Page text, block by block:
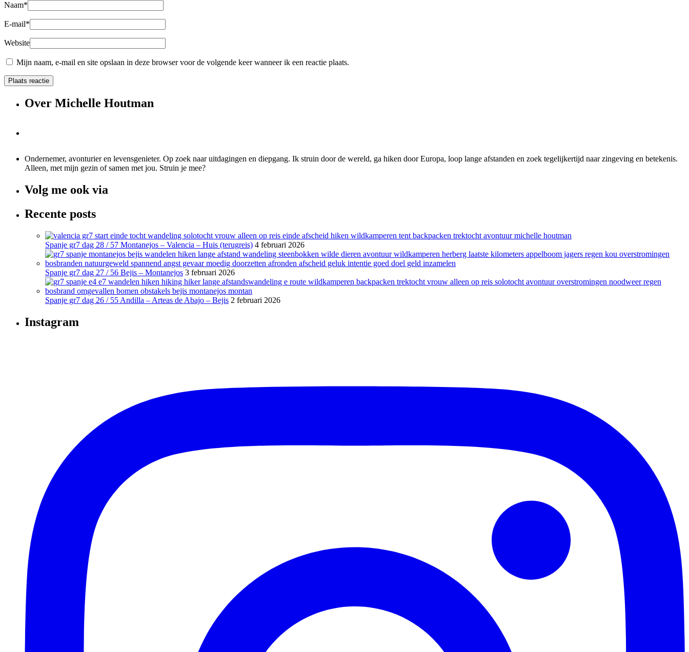
Naam*
E-mail*
Website
Mijn naam, e-mail en site opslaan in deze browser voor de volgende keer wanneer ik een reactie plaats.
Over Michelle Houtman
Ondernemer, avonturier en levensgenieter. Op zoek naar uitdagingen en diepgang. Ik struin door de wereld, ga hiken door Europa, loop lange afstanden en zoek tegelijkertijd naar zingeving en betekenis.
Alleen, met mijn gezin of samen met jou. Struin je mee?
Volg me ook via
Recente posts
Spanje gr7 dag 28 / 57 Montanejos – Valencia – Huis (terugreis) 4 februari 2026
Spanje gr7 dag 27 / 56 Bejis – Montanejos 3 februari 2026
Spanje gr7 dag 26 / 55 Andilla – Arteas de Abajo – Bejis 2 februari 2026
Instagram